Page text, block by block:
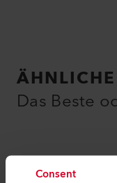
Consent
Das Beste